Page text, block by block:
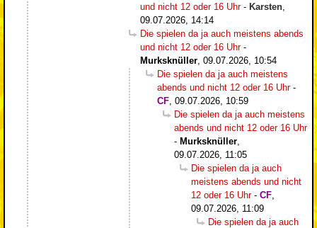
und nicht 12 oder 16 Uhr- Karsten
09.07.2026, 14:14
Die spielen da ja auch meistens abends
und nicht 12 oder 16 Uhr-
Murksknüller 09.07.2026, 10:54
Die spielen da ja auch meistens
abends und nicht 12 oder 16 Uhr-
CF 09.07.2026, 10:59
Die spielen da ja auch meistens
abends und nicht 12 oder 16 Uhr
- Murksknüller
09.07.2026, 11:05
Die spielen da ja auch
meistens abends und nicht
12 oder 16 Uhr- CF
09.07.2026, 11:09
Die spielen da ja auch